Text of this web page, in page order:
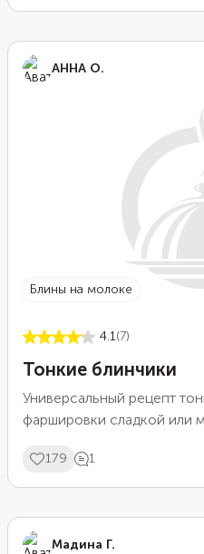
АННА О.
блины на молоке
4.1(7)
Тонкие блинчики
Универсальный рецепт
фаршировки сладкой или
179 1
Мадина Г.